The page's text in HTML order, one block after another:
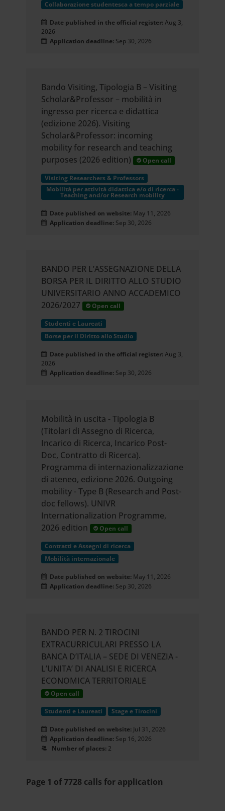
Collaborazione studentesca a tempo parziale
Date published in the official register:Aug 3,
2026
Application deadline: Sep 30, 2026
Bando Visiting, Tipologia B – Visiting
Scholar&Professor – mobilità in
ingresso per ricerca e didattica
(edizione 2026). Visiting
Scholar&Professor: incoming
mobility for research and teaching
purposes (2026 edition)
Open call
Visiting Researchers & Professors
Mobilità per attività didattica e/o di ricerca -
Teaching and/or Research mobility
Date published on website: May 11, 2026
Application deadline: Sep 30, 2026
BANDO PER L’ASSEGNAZIONE DELLA
BORSA PER IL DIRITTO ALLO STUDIO
UNIVERSITARIO ANNO ACCADEMICO
2026/2027
Open call
Studenti e Laureati
Borse per il Diritto allo Studio
Date published in the official register:Aug 3,
2026
Application deadline: Sep 30, 2026
Mobilità in uscita - Tipologia B
(Titolari di Assegno di Ricerca,
Incarico di Ricerca, Incarico Post-
Doc, Contratto di Ricerca).
Programma di internazionalizzazione
di ateneo, edizione 2026. Outgoing
mobility - Type B (Research and Post-
doc fellows). UNIVR
Internationalization Programme,
2026 edition
Open call
Contratti e Assegni di ricerca
Mobilità internazionale
Date published on website: May 11, 2026
Application deadline: Sep 30, 2026
BANDO PER N. 2 TIROCINI
EXTRACURRICULARI PRESSO LA
BANCA D’ITALIA – SEDE DI VENEZIA -
L’UNITA’ DI ANALISI E RICERCA
ECONOMICA TERRITORIALE
Open call
Studenti e Laureati Stage e Tirocini
Date published on website: Jul 31, 2026
Application deadline: Sep 16, 2026
Number of places: 2
Page 1 of 7728 calls for application